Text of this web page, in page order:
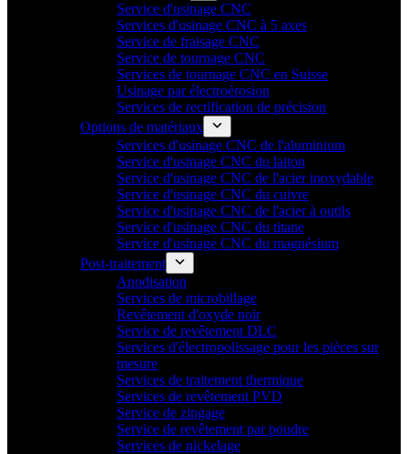
Service d'usinage CNC
Services d'usinage CNC à 5 axes
Service de fraisage CNC
Service de tournage CNC
Services de tournage CNC en Suisse
Usinage par électroérosion
Services de rectification de précision
Options de matériaux
Services d'usinage CNC de l'aluminium
Service d'usinage CNC du laiton
Service d'usinage CNC de l'acier inoxydable
Service d'usinage CNC du cuivre
Service d'usinage CNC de l'acier à outils
Service d'usinage CNC du titane
Service d'usinage CNC du magnésium
Post-traitement
Anodisation
Services de microbillage
Revêtement d'oxyde noir
Service de revêtement DLC
Services d'électropolissage pour les pièces sur
mesure
Services de traitement thermique
Services de revêtement PVD
Service de zingage
Service de revêtement par poudre
Services de nickelage